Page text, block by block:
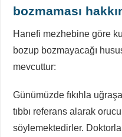
bozmaması
Hanefi mezhebine göre
bozup bozmayacağı
mevcuttur:
Günümüzde fıkıhla
tıbbı referans alarak
söylemektedirler.